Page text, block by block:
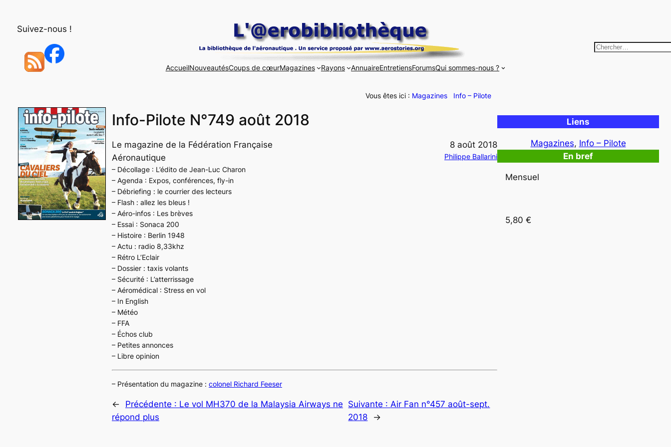
Suivez-nous !
AccueilNouveautésCoups de cœurMagazines Rayons AnnuaireEntretiensForumsQui sommes-nous ?
R
r
c
e
r
Vous êtes ici : Magazines Info – Pilote
Info-Pilote N°749 août 2018
Le magazine de la Fédération Française
Aéronautique
8 août 2018
Philippe Ballarini
– Décollage : L’édito de Jean-Luc Charon
– Agenda : Expos, conférences, fly-in
– Débriefing : le courrier des lecteurs
– Flash : allez les bleus !
– Aéro-infos : Les brèves
– Essai : Sonaca 200
– Histoire : Berlin 1948
– Actu : radio 8,33khz
– Rétro L’Eclair
– Dossier : taxis volants
– Sécurité : L’atterrissage
– Aéromédical : Stress en vol
– In English
– Météo
– FFA
– Échos club
– Petites annonces
– Libre opinion
– Présentation du magazine : colonel Richard Feeser
← Précédente : Le vol MH370 de la Malaysia Airways ne
répond plus
Suivante : Air Fan n°457 août-sept.
2018
→
Liens
Magazines, Info – Pilote
En bref
Mensuel
5,80 €